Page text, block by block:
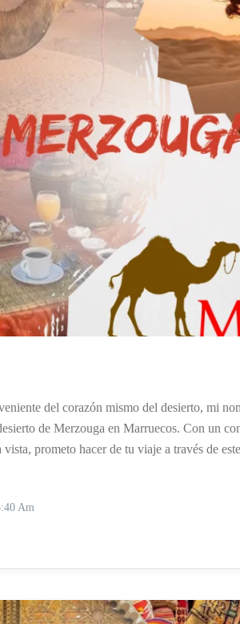
del corazón mismo del desierto, mi
de Merzouga en Marruecos. Con un
vista, prometo hacer de tu viaje a través de
Am